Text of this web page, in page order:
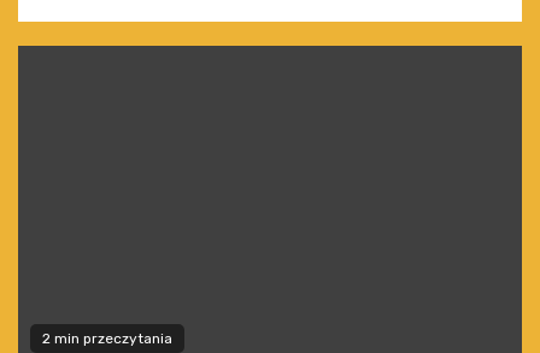
2 min przeczytania